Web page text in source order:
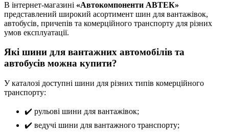
В інтернет-магазині «Автокомпоненти АВТЕК»
представлений широкий асортимент шин для вантажівок,
автобусів, причепів та комерційного транспорту для різних
умов експлуатації.
Які шини для вантажних автомобілів та
автобусів можна купити?
У каталозі доступні шини для різних типів комерційного
транспорту:
✔️ рульові шини для вантажівок;
✔️ ведучі шини для вантажного транспорту;